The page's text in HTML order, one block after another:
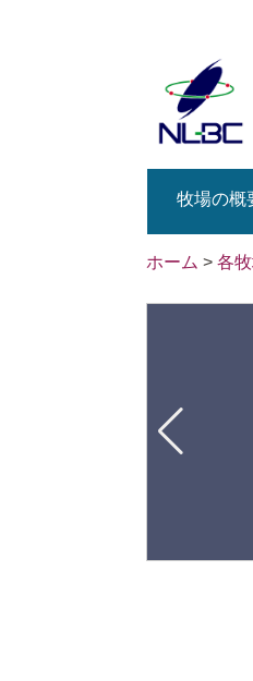
牧場の概
ホーム >各